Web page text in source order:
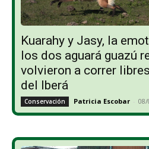
Kuarahy y Jasy, la
los dos aguará guazú
volvieron a correr
del Iberá
Conservación Patricia Escobar - 08/